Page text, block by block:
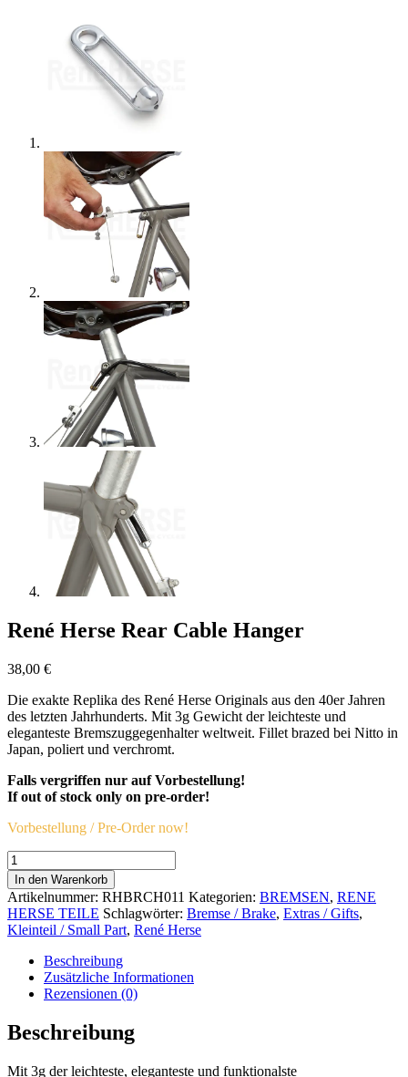
René Herse Rear Cable Hanger
38,00 €
Die exakte Replika des René Herse Originals aus den 40er Jahren
des letzten Jahrhunderts. Mit 3g Gewicht der leichteste und
eleganteste Bremszuggegenhalter weltweit. Fillet brazed bei Nitto in
Japan, poliert und verchromt.
Falls vergriffen nur auf Vorbestellung!
If out of stock only on pre-order!
Vorbestellung / Pre-Order now!
René
Herse
Rear
Cable
Hanger
Menge
In den Warenkorb
Artikelnummer: RHBRCH011 Kategorien: BREMSEN, RENE
HERSE TEILE Schlagwörter: Bremse / Brake, Extras / Gifts,
Kleinteil / Small Part, René Herse
Beschreibung
Zusätzliche Informationen
Rezensionen (0)
Beschreibung
Mit 3g der leichteste, eleganteste und funktionalste